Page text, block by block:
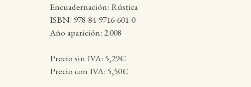
Encuadernación: Rústica
ISBN: 978-84-9716-601-0
Año aparición: 2.008
Precio sin IVA: 5,29€
Precio con IVA: 5,50€